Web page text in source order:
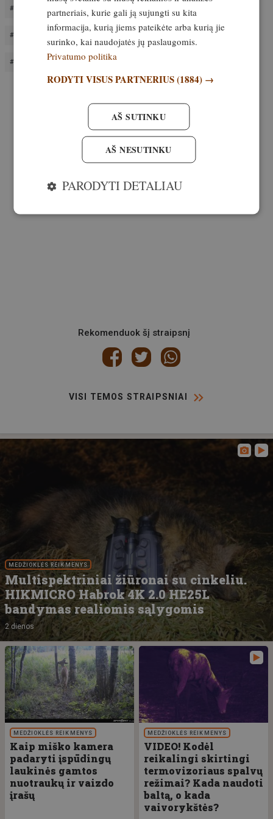
MEDŽIOKLĖS OPTIKA OPTINIS TAIKIKLIS
VECTOR CONTINENTAL 1-6×24 HUNTING SFP
VECTOR OPTICS
Rekomenduok šį straipsnį
VISI TEMOS STRAIPSNIAI
MEDŽIOKLĖS REIKMENYS
Multispektriniai žiūronai su cinkeliu.
HIKMICRO Habrok 4K 2.0 HE25L
bandymas realiomis sąlygomis
2 dienos
MEDŽIOKLĖS REIKMENYS
Kaip miško kamera
padaryti įspūdingų
laukinės gamtos
nuotraukų ir vaizdo
įrašų
MEDŽIOKLĖS REIKMENYS
VIDEO! Kodėl
reikalingi skirtingi
termovizoriaus spalvų
režimai? Kada naudoti
baltą, o kada
vaivorykštės?
partneriais, kurie gali ją sujungti su kita
informacija, kurią jiems pateikėte arba kurią jie
surinko, kai naudojatės jų paslaugomis.
Privatumo politika
RODYTI VISUS PARTNERIUS(1884) →
AŠ SUTINKU
AŠ NESUTINKU
PARODYTI DETALIAU